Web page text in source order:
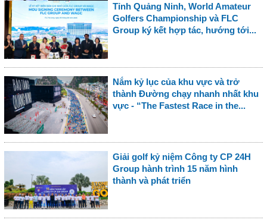
Tỉnh Quảng Ninh, World Amateur
Golfers Championship và FLC
Group ký kết hợp tác, hướng tới...
Nắm kỷ lục của khu vực và trở
thành Đường chạy nhanh nhất khu
vực - “The Fastest Race in the...
Giải golf kỷ niệm Công ty CP 24H
Group hành trình 15 năm hình
thành và phát triển